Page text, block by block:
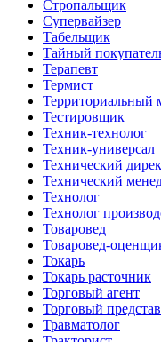
Стропальщик
Супервайзер
Табельщик
Тайный
Терапевт
Термист
Территориальный
Тестировщик
Техник-технолог
Техник-универсал
Технический
Технический
Технолог
Технолог
Товаровед
Товаровед-
Токарь
Токарь расточник
Торговый агент
Торговый
Травматолог